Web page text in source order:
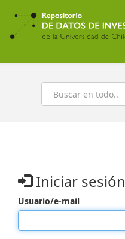
Ir
contenido
principal
Buscar
Iniciar sesión
Usuario/e-mail